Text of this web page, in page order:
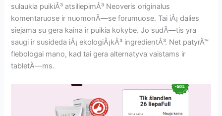
sulaukia puikiÅ³ atsiliepimÅ³ Neoveris originalus
komentaruose ir nuomonÄ—se forumuose. Tai iÅ¡ dalies
siejama su gera kaina ir puikia kokybe. Jo sudÄ—tis yra
saugi ir susideda iÅ¡ ekologiÅ¡kÅ³ ingredientÅ³. Net patyrÄ™
flebologai mano, kad tai gera alternatyva vaistams ir
tabletÄ—ms.